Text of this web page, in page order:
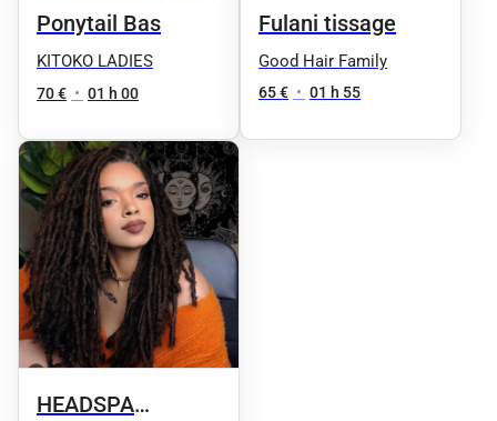
Ponytail Bas
KITOKO LADIES
70 € • 01 h 00
Fulani tissage
Good Hair Family
65 € • 01 h 55
HEADSPA